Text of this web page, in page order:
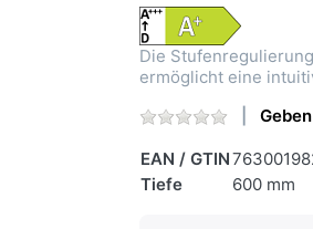
Die
ermöglicht eine
EAN / GTIN
Tiefe
600 mm